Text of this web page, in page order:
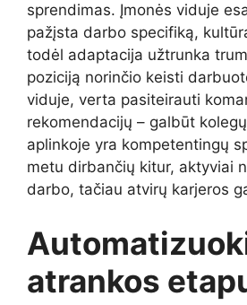
sprendimas. Įmonės viduje
pažįsta darbo specifiką,
todėl adaptacija užtrunka
poziciją norinčio keisti
viduje, verta pasiteirauti
rekomendacijų – galbūt
aplinkoje yra kompetentingų
metu dirbančių kitur, aktyviai
darbo, tačiau atvirų karjeros
atrankos